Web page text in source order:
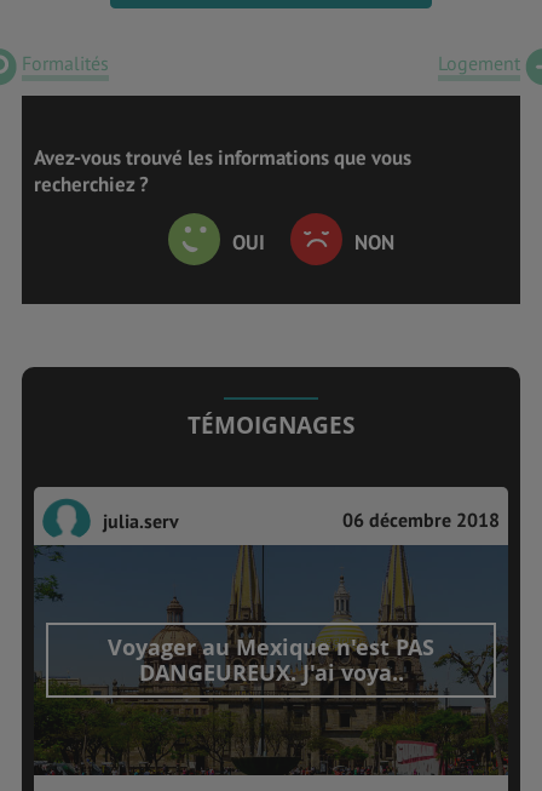
Formalités Logement
Avez-vous trouvé les informations que vous
recherchiez ?
OUI NON
TÉMOIGNAGES
julia.serv 06 décembre 2018
Voyager au Mexique n'est PAS
DANGEUREUX. J'ai voya..